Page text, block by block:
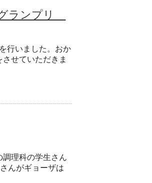
ランプリ
行いました。おか
せていただきま
理科の学生さん
んがギョーザは